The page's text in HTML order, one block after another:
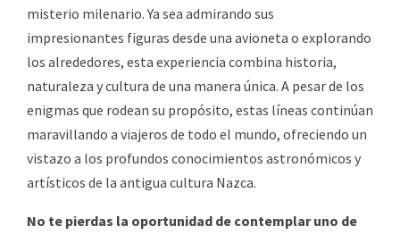
misterio milenario. Ya sea admirando sus
impresionantes figuras desde una avioneta o explorando
los alrededores, esta experiencia combina historia,
naturaleza y cultura de una manera única. A pesar de los
enigmas que rodean su propósito, estas líneas continúan
maravillando a viajeros de todo el mundo, ofreciendo un
vistazo a los profundos conocimientos astronómicos y
artísticos de la antigua cultura Nazca.
No te pierdas la oportunidad de contemplar uno de